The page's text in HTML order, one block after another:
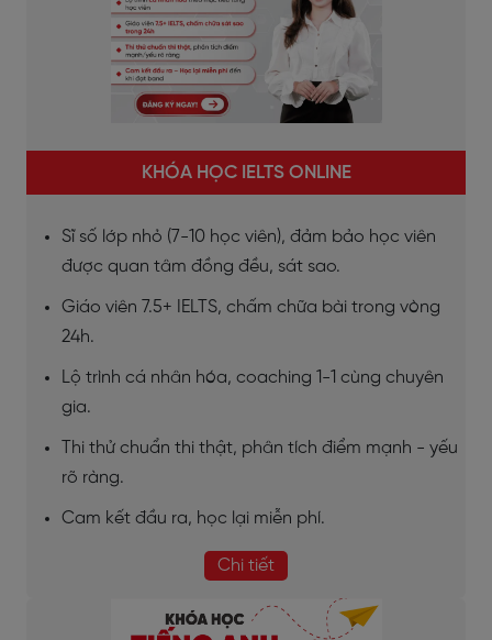
KHÓA HỌC IELTS ONLINE
Sĩ số lớp nhỏ (7-10 học viên), đảm bảo học viên
được quan tâm đồng đều, sát sao.
Giáo viên 7.5+ IELTS, chấm chữa bài trong vòng
24h.
Lộ trình cá nhân hóa, coaching 1-1 cùng chuyên
gia.
Thi thử chuẩn thi thật, phân tích điểm mạnh - yếu
rõ ràng.
Cam kết đầu ra, học lại miễn phí.
Chi tiết